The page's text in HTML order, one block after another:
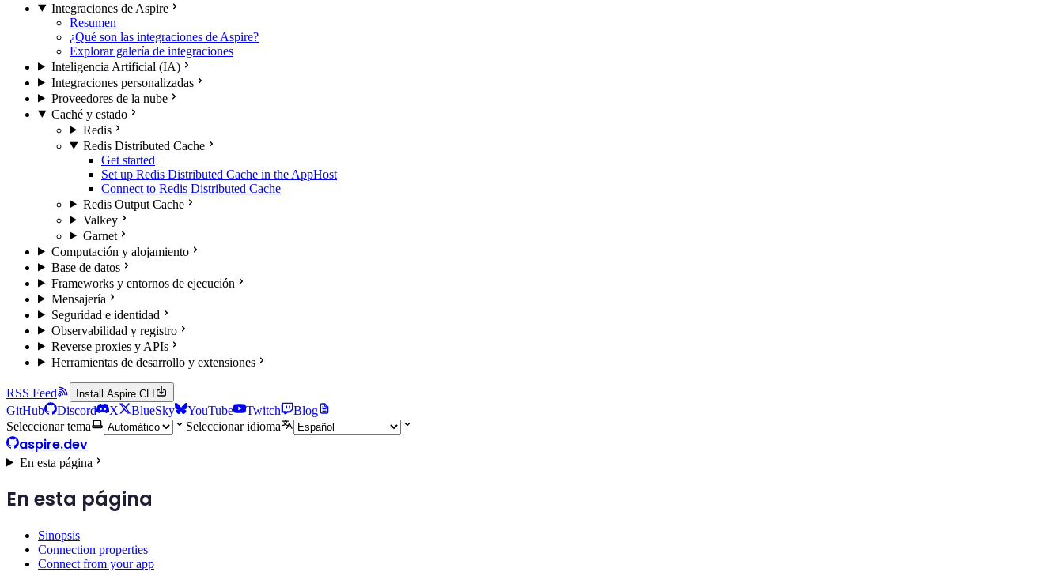
Integraciones de Aspire
Resumen
¿Qué son las integraciones de Aspire?
Explorar galería de integraciones
Inteligencia Artificial (IA)
Integraciones personalizadas
Proveedores de la nube
Caché y estado
Redis
Redis Distributed Cache
Get started
Set up Redis Distributed Cache in the AppHost
Connect to Redis Distributed Cache
Redis Output Cache
Valkey
Garnet
Computación y alojamiento
Base de datos
Frameworks y entornos de ejecución
Mensajería
Seguridad e identidad
Observabilidad y registro
Reverse proxies y APIs
Herramientas de desarrollo y extensiones
RSS Feed Install Aspire CLI
GitHub Discord X BlueSky YouTube Twitch
Blog
Seleccionar tema
Seleccionar idioma
aspire.dev
En esta página
En esta página
Sinopsis
Connection properties
Connect from your app